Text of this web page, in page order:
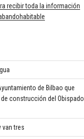
recibir toda la información
de Bilbao que
construcción del Obispado
van tres